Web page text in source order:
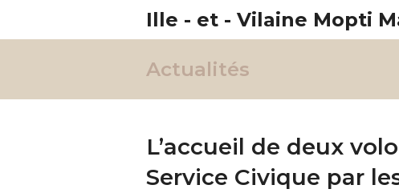
Ille - et - Vilaine Mopti
Actualités
L’accueil de deux
Service Civique par